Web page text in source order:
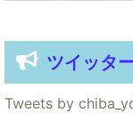
ツイッタ
Tweets by